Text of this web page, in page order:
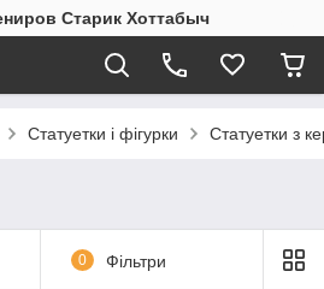
Старик Хоттабыч
Статуетки і фігурки Статуетки з
0 Фільтри